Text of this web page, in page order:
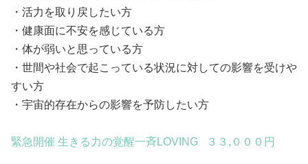
・活力を取り戻したい方
・健康面に不安を感じている方
・体が弱いと思っている方
・世間や社会で起こっている状況に対しての影響を受けや
すい方
・宇宙的存在からの影響を予防したい方
緊急開催 生きる力の覚醒一斉LOVING ３３,０００円